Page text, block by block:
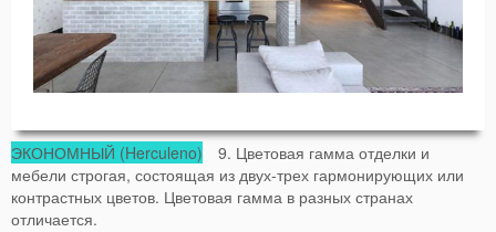
ЭКОНОМНЫЙ (Herculeno) 9. Цветовая гамма отделки и
мебели строгая, состоящая из двух-трех гармонирующих или
контрастных цветов. Цветовая гамма в разных странах
отличается.